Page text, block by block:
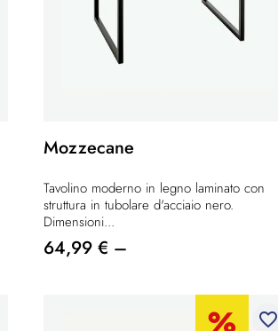
Mozzecane
Tavolino moderno in legno laminato con
struttura in tubolare d'acciaio nero.
Dimensioni...
64,99 € –
favorite_border